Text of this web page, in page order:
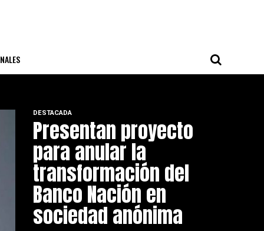
DESTACADA
Presentan proyecto
para anular la
transformación del
Banco Nación en
sociedad anónima